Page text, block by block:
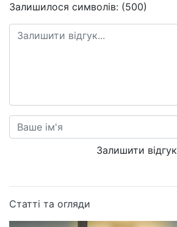
Залишилося символів: (500)
Залишити відгук
Статті та огляди